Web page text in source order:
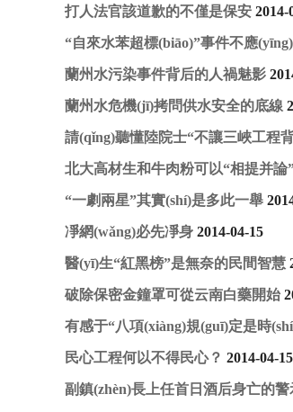
打人法官該道歉的不僅是保安 2014-
“自來水苯超標(biāo)”事件不應
蘭州水污染事件背后的人禍魅影
蘭州水危機(jī)拷問供水安全的底線
請(qǐng)聽懂陸院士“不讓三峽工程
北大高材生和牛肉粉可以“相提并論
“一劇兩星”其實(shí)是多此一舉
凈網(wǎng)必先凈身 2014-04-15
醫(yī)生“紅黑榜”是無奈的民間智慧
破除保密金鐘罩可從云南白藥開始
有感于“八項(xiàng)規(guī)定是時
民心工程何以不得民心？ 2014-04-15
副鎮(zhèn)長上任首日酒后身亡的警